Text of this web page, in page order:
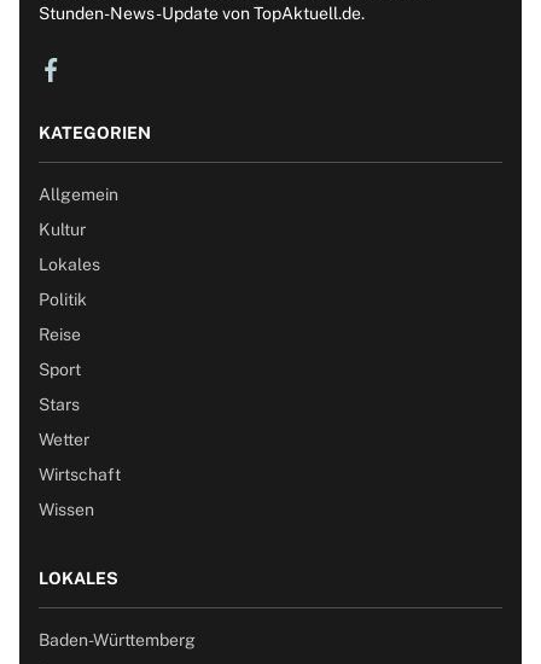
Stunden-News-Update von TopAktuell.de.
KATEGORIEN
Allgemein
Kultur
Lokales
Politik
Reise
Sport
Stars
Wetter
Wirtschaft
Wissen
LOKALES
Baden-Württemberg